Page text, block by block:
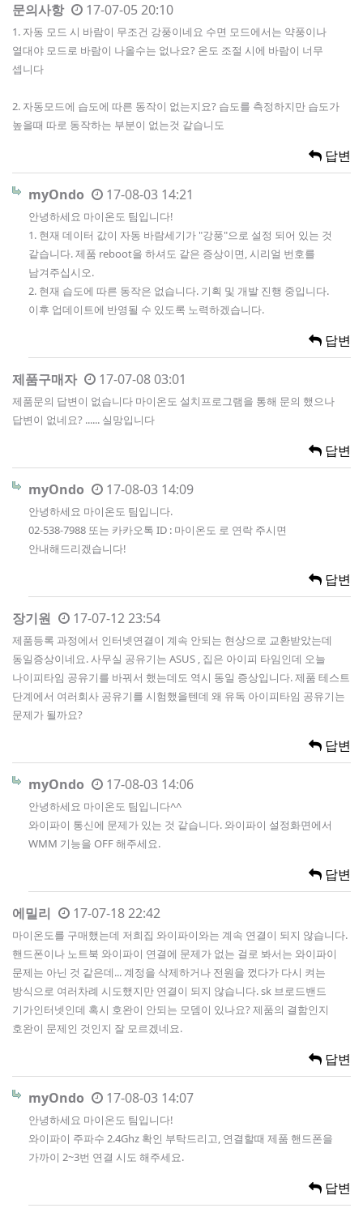
문의사항 17-07-05 20:10
1. 자동 모드 시 바람이 무조건 강풍이네요 수면 모드에서는 약풍이나
열대야 모드로 바람이 나올수는 없나요? 온도 조절 시에 바람이 너무
셉니다
2. 자동모드에 습도에 따른 동작이 없는지요? 습도를 측정하지만 습도가
높을때 따로 동작하는 부분이 없는것 같습니도
답변
myOndo 17-08-03 14:21
안녕하세요 마이온도 팀입니다!
1. 현재 데이터 값이 자동 바람세기가 "강풍"으로 설정 되어 있는 것
같습니다. 제품 reboot을 하셔도 같은 증상이면, 시리얼 번호를
남겨주십시오.
2. 현재 습도에 따른 동작은 없습니다. 기획 및 개발 진행 중입니다.
이후 업데이트에 반영될 수 있도록 노력하겠습니다.
답변
제품구매자 17-07-08 03:01
제품문의 답변이 없습니다 마이온도 설치프로그램을 통해 문의 했으나
답변이 없네요? ...... 실망입니다
답변
myOndo 17-08-03 14:09
안녕하세요 마이온도 팀입니다.
02-538-7988 또는 카카오톡 ID : 마이온도 로 연락 주시면
안내해드리겠습니다!
답변
장기원 17-07-12 23:54
제품등록 과정에서 인터넷연결이 계속 안되는 현상으로 교환받았는데
동일증상이네요. 사무실 공유기는 ASUS , 집은 아이피 타임인데 오늘
나이피타임 공유기를 바꿔서 했는데도 역시 동일 증상입니다. 제품 테스트
단계에서 여러회사 공유기를 시험했을텐데 왜 유독 아이피타임 공유기는
문제가 될까요?
답변
myOndo 17-08-03 14:06
안녕하세요 마이온도 팀입니다^^
와이파이 통신에 문제가 있는 것 같습니다. 와이파이 설정화면에서
WMM 기능을 OFF 해주세요.
답변
에밀리 17-07-18 22:42
마이온도를 구매했는데 저희집 와이파이와는 계속 연결이 되지 않습니다.
핸드폰이나 노트북 와이파이 연결에 문제가 없는 걸로 봐서는 와이파이
문제는 아닌 것 같은데... 계정을 삭제하거나 전원을 껐다가 다시 켜는
방식으로 여러차례 시도했지만 연결이 되지 않습니다. sk 브로드밴드
기가인터넷인데 혹시 호완이 안되는 모뎀이 있나요? 제품의 결함인지
호완이 문제인 것인지 잘 모르겠네요.
답변
myOndo 17-08-03 14:07
안녕하세요 마이온도 팀입니다!
와이파이 주파수 2.4Ghz 확인 부탁드리고, 연결할때 제품 핸드폰을
가까이 2~3번 연결 시도 해주세요.
답변